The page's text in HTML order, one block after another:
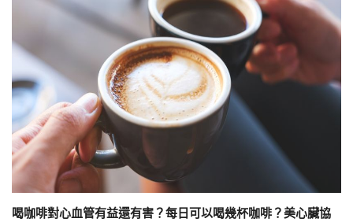
喝咖啡對心血管有益還有害？每日可以喝幾杯咖啡？美心臟協